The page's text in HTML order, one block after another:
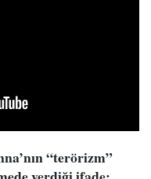
“terörizm”